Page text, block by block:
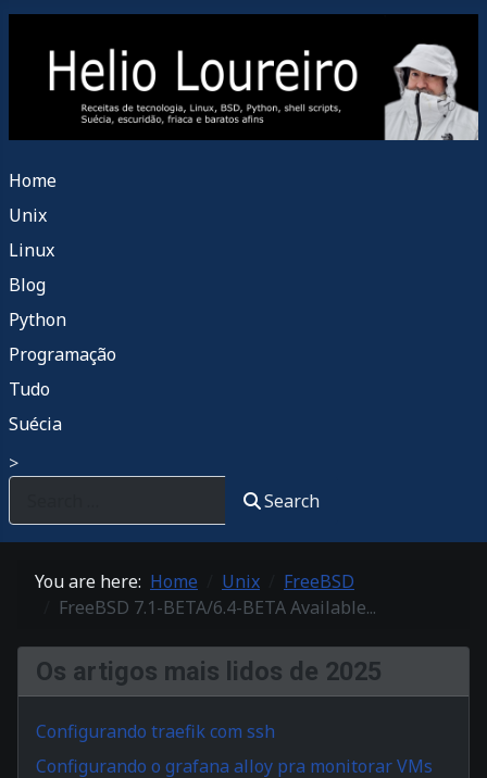
Home
Unix
Linux
Blog
Python
Programação
Tudo
Suécia
>
Search
You are here: Home Unix
FreeBSD
FreeBSD 7.1-BETA/6.4-BETA Available...
Os artigos mais lidos de 2025
Configurando traefik com ssh
Configurando o grafana alloy pra monitorar VMs